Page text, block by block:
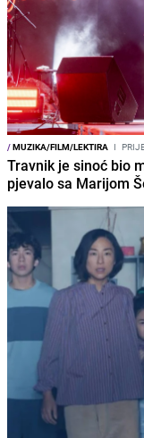
/MUZIKA/FILM/LEKTIRA I
Travnik je sinoć bio
pjevalo sa Marijom